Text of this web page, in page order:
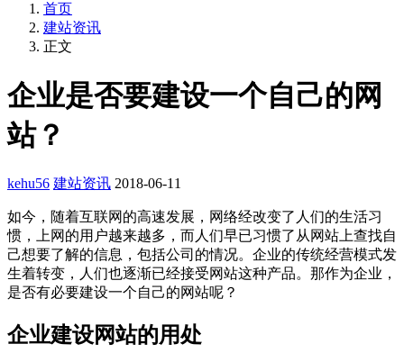
首页
建站资讯
正文
企业是否要建设一个自己的网
站？
kehu56 建站资讯 2018-06-11
如今，随着互联网的高速发展，网络经改变了人们的生活习
惯，上网的用户越来越多，而人们早已习惯了从网站上查找自
己想要了解的信息，包括公司的情况。企业的传统经营模式发
生着转变，人们也逐渐已经接受网站这种产品。那作为企业，
是否有必要建设一个自己的网站呢？
企业建设网站的用处